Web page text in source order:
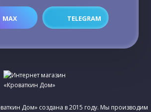
MAX TELEGRAM
Дом» создана в 2015 году. Мы производим